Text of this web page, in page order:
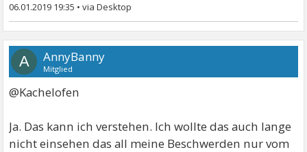
06.01.2019 19:35 •
A AnnyBanny
Mitglied
@Kachelofen
Ja. Das kann ich verstehen. Ich wollte das auch lange
nicht einsehen das all meine Beschwerden nur vom